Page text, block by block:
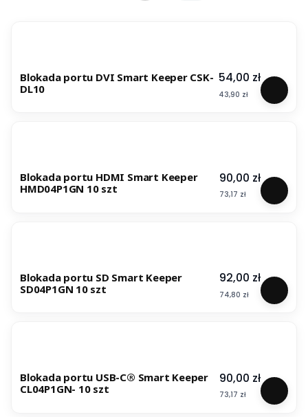
Blokada portu DVI Smart Keeper CSK-
DL10
Cena
54,00 zł
Cena
43,90 zł
Blokada portu HDMI Smart Keeper
HMD04P1GN 10 szt
Cena
90,00 zł
Cena
73,17 zł
Blokada portu SD Smart Keeper
SD04P1GN 10 szt
Cena
92,00 zł
Cena
74,80 zł
Blokada portu USB-C® Smart Keeper
CL04P1GN- 10 szt
Cena
90,00 zł
Cena
73,17 zł